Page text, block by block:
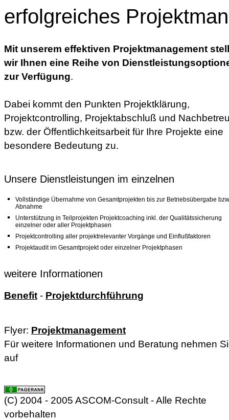
erfolgreiches
Mit unserem effektiven Projektmanagement
wir Ihnen eine Reihe von
zur Verfügung.
Dabei kommt den Punkten Projektklärung,
Projektcontrolling, Projektabschluß und
bzw. der Öffentlichkeitsarbeit für Ihre Projekte eine
besondere Bedeutung zu.
Unsere Dienstleistungen im einzelnen
Vollständige Übernahme von Gesamtprojekten bis zur Betriebsübergabe
Abnahme
Unterstützung in Teilprojekten Projektcoaching inkl. der Qualitätssicherung
einzelner oder aller Projektphasen
Projektcontrolling aller projektrelevanter Vorgänge und Einflußfaktoren
Projektaudit im Gesamtprojekt oder einzelner Projektphasen
weitere Informationen
Benefit - Projektdurchführung
Flyer: Projektmanagement
Für weitere Informationen und Beratung nehmen
auf
(C) 2004 - 2005 ASCOM-Consult - Alle Rechte
vorbehalten